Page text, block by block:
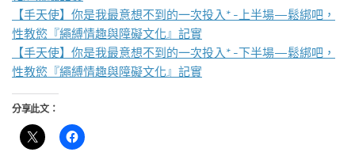
【手天使】你是我最意想不到的一次投入* -上半場—鬆綁吧，
性教慾『繩縛情趣與障礙文化』記實
【手天使】你是我最意想不到的一次投入* -下半場—鬆綁吧，
性教慾『繩縛情趣與障礙文化』記實
分享此文：